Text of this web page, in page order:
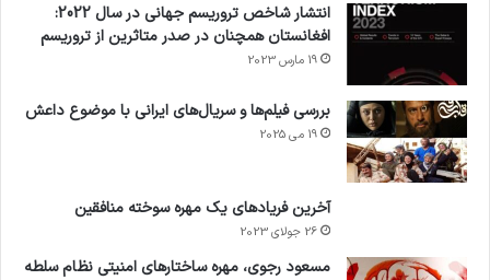
انتشار شاخص تروریسم جهانی در سال 2022:
افغانستان همچنان در صدر متاثرین از تروریسم
19 مارس 2023
بررسی فیلم‌ها و سریال‌های ایرانی با موضوع داعش
19 می 2025
آخرین فریادهای یک مهره سوخته منافقین
26 جولای 2023
مسعود رجوی، مهره ساختارهای امنیتی نظام سلطه